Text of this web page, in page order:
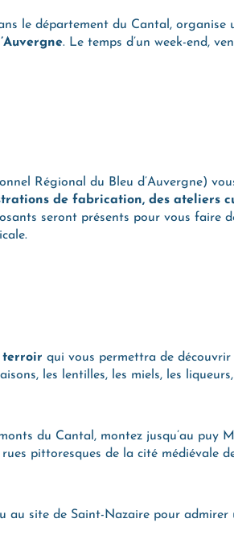
le département du Cantal,
. Le temps d’un week-end,
Régional du Bleu d’Auvergne)
de fabrication, des ateliers
seront présents pour vous faire
terroir qui vous permettra de
les lentilles, les miels, les
du Cantal, montez jusqu’au puy
pittoresques de la cité médiévale
au site de Saint-Nazaire pour